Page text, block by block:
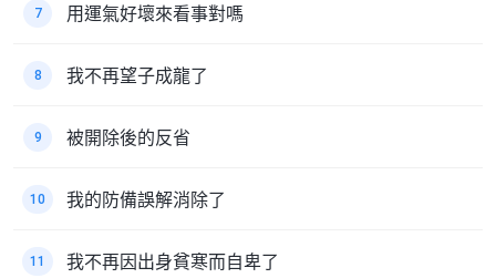
7 用運氣好壞來看事對嗎
8 我不再望子成龍了
9 被開除後的反省
10 我的防備誤解消除了
11 我不再因出身貧寒而自卑了